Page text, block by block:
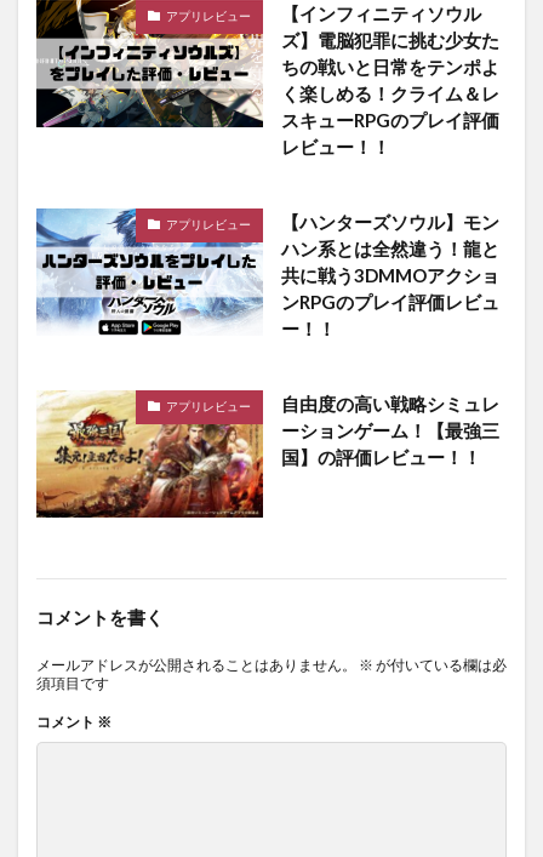
アプリレビュー
【インフィニティソウル
ズ】電脳犯罪に挑む少女た
ちの戦いと日常をテンポよ
く楽しめる！クライム＆レ
スキューRPGのプレイ評価
レビュー！！
アプリレビュー
【ハンターズソウル】モン
ハン系とは全然違う！龍と
共に戦う3DMMOアクショ
ンRPGのプレイ評価レビュ
ー！！
アプリレビュー
自由度の高い戦略シミュレ
ーションゲーム！【最強三
国】の評価レビュー！！
コメントを書く
メールアドレスが公開されることはありません。 ※ が付いている欄は必
須項目です
コメント ※